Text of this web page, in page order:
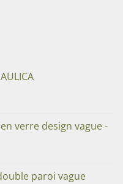
verre design vague -
paroi vague